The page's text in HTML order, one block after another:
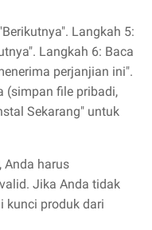
Langkah 5:
Langkah 6: Baca
perjanjian ini".
(simpan file pribadi,
Sekarang" untuk
Anda harus
Jika Anda tidak
kunci produk dari